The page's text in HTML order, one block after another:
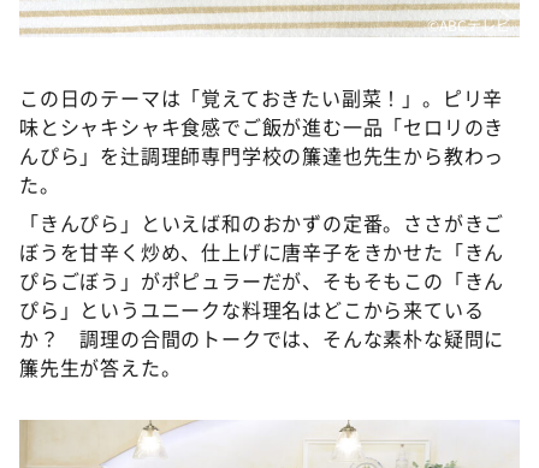
ザキ山小屋本館
アナ回覧板
©ABCテレビ
この日のテーマは「覚えておきたい副菜！」。ピリ辛
味とシャキシャキ食感でご飯が進む一品「セロリのき
んぴら」を辻調理師専門学校の簾達也先生から教わっ
た。
「きんぴら」といえば和のおかずの定番。ささがきご
ぼうを甘辛く炒め、仕上げに唐辛子をきかせた「きん
ぴらごぼう」がポピュラーだが、そもそもこの「きん
ぴら」というユニークな料理名はどこから来ている
か？ 調理の合間のトークでは、そんな素朴な疑問に
簾先生が答えた。